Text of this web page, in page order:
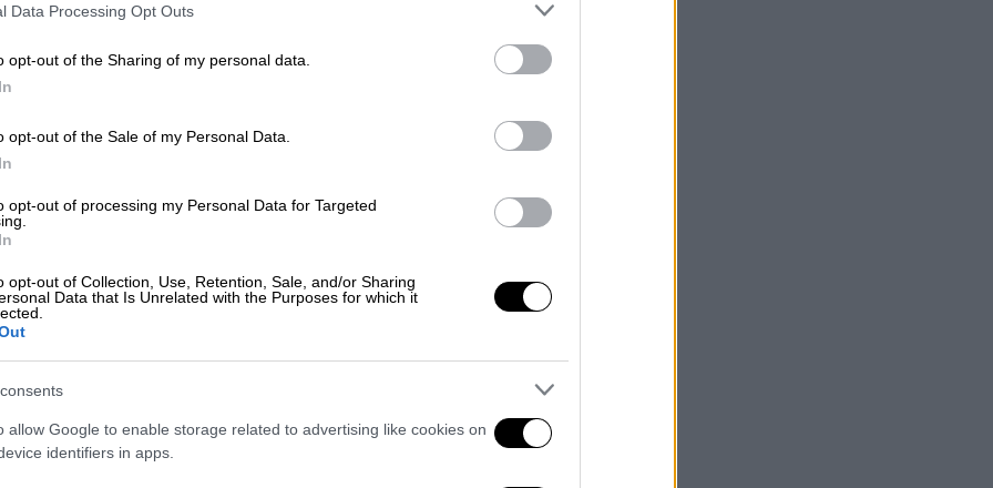
Data Processing Opt Outs
opt-out of the Sharing of my personal data.
opt-out of the Sale of my Personal Data.
opt-out of processing my Personal Data for Targeted
opt-out of Collection, Use, Retention, Sale, and/or Sharing
Data that Is Unrelated with the Purposes for which it
allow Google to enable storage related to advertising like cookies on
identifiers in apps.
αλλαγή των εκλογικών αποτελεσμάτων
υποστηρίζοντας ότι υπήρξε
Όπως είπε, οισχετικές επισημάνσεις
video